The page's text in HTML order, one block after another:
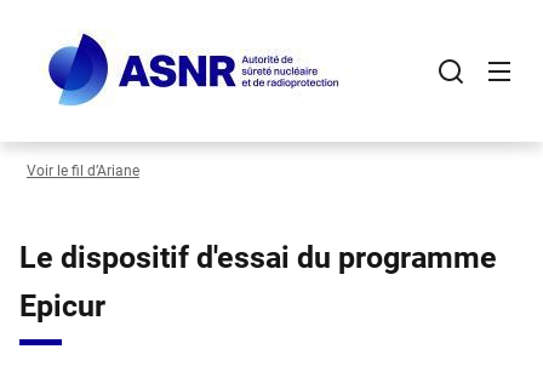
contenu
principal
Voir le fil d’Ariane
Le dispositif d'essai du programme
Epicur